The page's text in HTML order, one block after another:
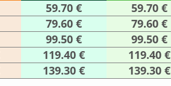
59.70 €
59.70 €
79.60 €
79.60 €
99.50 €
99.50 €
119.40 €
119.40 €
139.30 € 139.30 €